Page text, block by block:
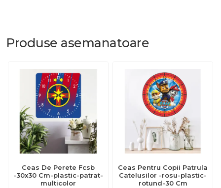
Produse asemanatoare
Ceas De Perete Fcsb
-30x30 Cm-plastic-patrat-
multicolor
Ceas Pentru Copii Patrula
Catelusilor -rosu-plastic-
rotund-30 Cm